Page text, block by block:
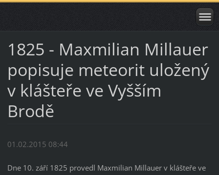
1825 - Maxmilian Millauer
popisuje meteorit uložený
v klášteře ve Vyšším
Brodě
01.02.2015 08:44
Dne 10. září 1825 provedl Maxmilian Millauer v klášteře ve